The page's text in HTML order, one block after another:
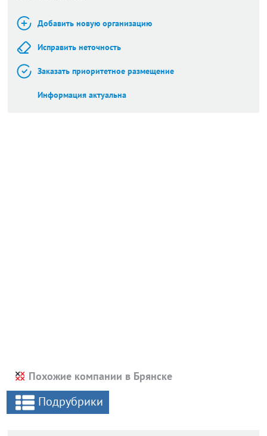
Добавить новую организацию
Исправить неточность
Заказать приоритетное размещение
Информация актуальна
Похожие компании в Брянске
Подрубрики